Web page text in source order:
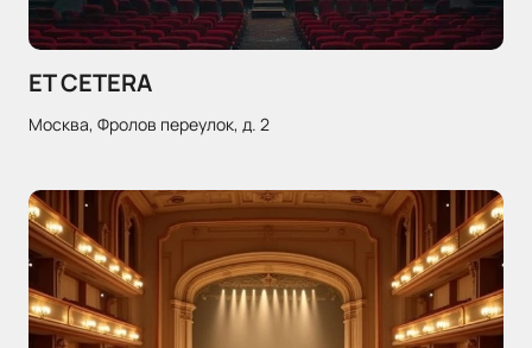
ET CETERA
Москва, Фролов переулок, д. 2